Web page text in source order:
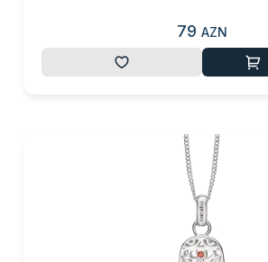
79 AZN